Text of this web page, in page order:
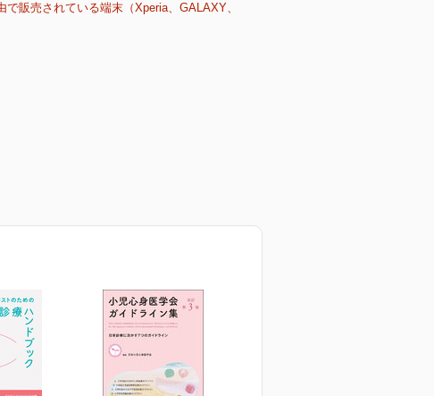
販売されている端末（Xperia、GALAXY、